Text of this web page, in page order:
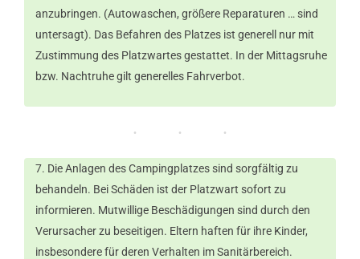
anzubringen. (Autowaschen, größere Reparaturen … sind
untersagt). Das Befahren des Platzes ist generell nur mit
Zustimmung des Platzwartes gestattet. In der Mittagsruhe
bzw. Nachtruhe gilt generelles Fahrverbot.
Die Anlagen des Campingplatzes sind sorgfältig zu
behandeln. Bei Schäden ist der Platzwart sofort zu
informieren. Mutwillige Beschädigungen sind durch den
Verursacher zu beseitigen. Eltern haften für ihre Kinder,
insbesondere für deren Verhalten im Sanitärbereich.